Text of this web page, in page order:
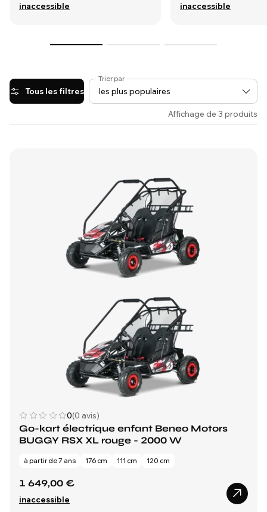
inaccessible inaccessible
Tous les filtres
Trier par
Affichage de 3 produits
0(0 avis)
Go-kart électrique enfant Beneo Motors
BUGGY RSX XL rouge - 2000 W
à partir de 7 ans 176 cm 111 cm 120 cm
1 649,00 €
inaccessible